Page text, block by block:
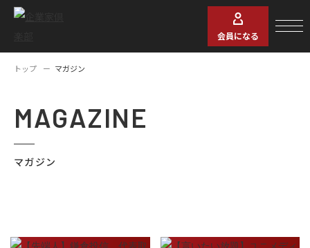
会員になる
トップ マガジン
MAGAZINE
マガジン